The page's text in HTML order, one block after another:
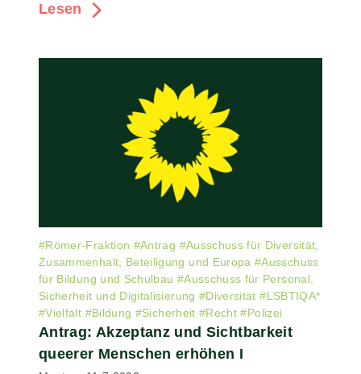
Lesen
#Römer-Fraktion #Antrag #Ausschuss für Diversität,
Zusammenhalt, Beteiligung und Europa #Ausschuss
für Bildung und Schulbau #Ausschuss für Personal,
Sicherheit und Digitalisierung #Diversität #LSBTIQA*
#Vielfalt #Bildung #Sicherheit #Recht #Polizei
Antrag: Akzeptanz und Sichtbarkeit
queerer Menschen erhöhen I